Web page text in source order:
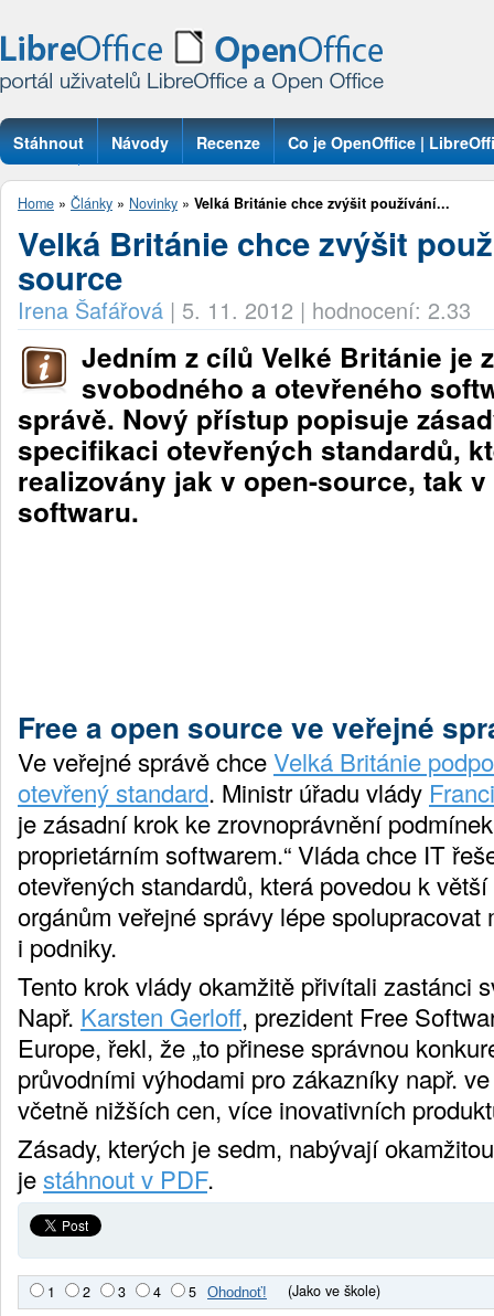
Stáhnout Návody Recenze Co je OpenOffice |
Otázky
Home » Články » Novinky » Velká Británie chce zvýšit používání...
Velká Británie chce zvýšit
source
Irena Šafářová | 5. 11. 2012 | hodnocení: 2.33
Jedním z cílů Velké Británie je
svobodného a otevřeného
správě. Nový přístup popisuje
specifikaci otevřených standardů,
realizovány jak v open-source, tak
softwaru.
Free a open source ve veřejné
Ve veřejné správě chceVelká Británie
otevřený standard. Ministr úřadu vlády
je zásadní krok ke zrovnoprávnění
proprietárním softwarem.“ Vláda chce IT
otevřených standardů, která povedou k
orgánům veřejné správy lépe spolupracovat
i podniky.
Tento krok vlády okamžitě přivítali zastánci
Např. Karsten Gerloff, prezident Free
Europe, řekl, že „to přinese správnou
průvodními výhodami pro zákazníky např.
včetně nižších cen, více inovativních
Zásady, kterých je sedm, nabývají
jestáhnout v PDF.
1 2 3 4 5 (Jako ve škole)